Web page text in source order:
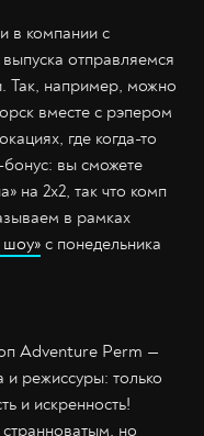
в компании с
отправляемся
Так, например, можно
вместе с рэпером
где когда-то
вы сможете
на 2х2, так что комп
в рамках
шоу» с понедельника
Adventure Perm —
и режиссуры: только
и искренность!
но